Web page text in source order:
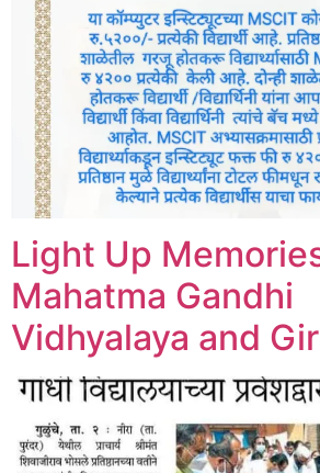
Light Up
Mahatma Gandhi
Vidhyalaya and